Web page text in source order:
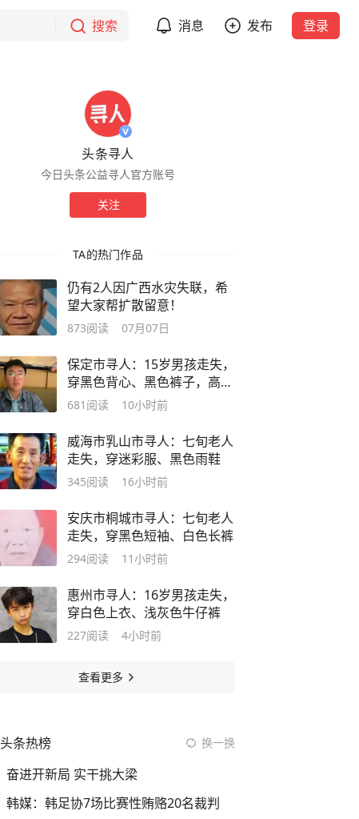
搜索 消息 发布 登录
头条寻人
今日头条公益寻人官方账号
关注
TA的热门作品
仍有2人因广西水灾失联，希
望大家帮扩散留意！
873阅读 07月07日
保定市寻人：15岁男孩走失，
穿黑色背心、黑色裤子，高1
米75
681 阅读 10小时前
威海市乳山市寻人：七旬老人
走失，穿迷彩服、黑色雨鞋
345阅读 16小时前
安庆市桐城市寻人：七旬老人
走失，穿黑色短袖、白色长裤
294阅读 11小时前
惠州市寻人：16岁男孩走失，
穿白色上衣、浅灰色牛仔裤
227阅读 4小时前
查看更多
头条热榜 换一换
奋进开新局 实干挑大梁
韩媒：韩足协7场比赛性贿赂20名裁判